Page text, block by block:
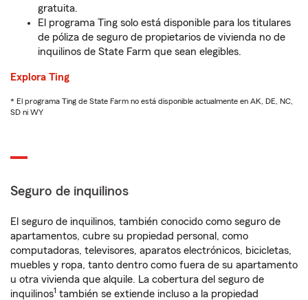
gratuita.
El programa Ting solo está disponible para los titulares
de póliza de seguro de propietarios de vivienda no de
inquilinos de State Farm que sean elegibles.
Explora Ting
* El programa Ting de State Farm no está disponible actualmente en AK, DE, NC,
SD ni WY
Seguro de inquilinos
El seguro de inquilinos, también conocido como seguro de
apartamentos, cubre su propiedad personal, como
computadoras, televisores, aparatos electrónicos, bicicletas,
muebles y ropa, tanto dentro como fuera de su apartamento
u otra vivienda que alquile. La cobertura del seguro de
inquilinos1 también se extiende incluso a la propiedad